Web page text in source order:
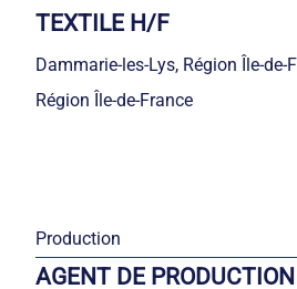
TEXTILE H/F
Dammarie-les-Lys, Région Île-de-
Région Île-de-France
Production
AGENT DE